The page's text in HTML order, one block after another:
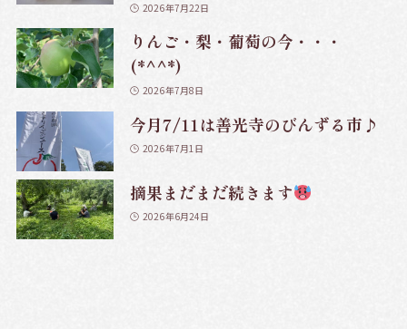
2026年7月22日
りんご・梨・葡萄の今・・・
(*^^*)
2026年7月8日
今月7/11は善光寺のびんずる市♪
2026年7月1日
摘果まだまだ続きます
2026年6月24日